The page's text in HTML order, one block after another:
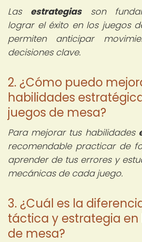
Las estrategiasson
lograr el éxito en los juegos
permiten anticipar
decisiones clave.
2. ¿Cómo puedo
habilidades
juegos de mesa?
Para mejorar tus habilidades
recomendable practicar de
aprender de tus errores y
mecánicas de cada juego.
3. ¿Cuál es la
táctica y estrategia en
de mesa?